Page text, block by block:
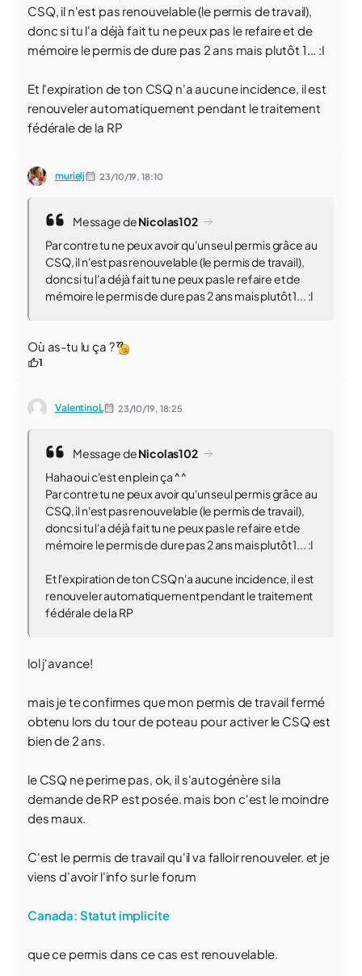
CSQ, il n'est pas renouvelable (le permis de travail),
donc si tu l'a déjà fait tu ne peux pas le refaire et de
mémoire le permis de dure pas 2 ans mais plutôt 1... :I
Et l'expiration de ton CSQ n'a aucune incidence, il est
renouveler automatiquement pendant le traitement
fédérale de la RP
murielj 23/10/19,18:10
Message deNicolas102
Par contre tu ne peux avoir qu'un seul permis grâce au
CSQ, il n'est pas renouvelable (le permis de travail),
donc si tu l'a déjà fait tu ne peux pas le refaire et de
mémoire le permis de dure pas 2 ans mais plutôt 1... :I
Où as-tu lu ça ?
1
ValentinoL 23/10/19, 18:25
Message deNicolas102
Haha oui c'est en plein ça ^^
Par contre tu ne peux avoir qu'un seul permis grâce au
CSQ, il n'est pas renouvelable (le permis de travail),
donc si tu l'a déjà fait tu ne peux pas le refaire et de
mémoire le permis de dure pas 2 ans mais plutôt 1... :I
Et l'expiration de ton CSQ n'a aucune incidence, il est
renouveler automatiquement pendant le traitement
fédérale de la RP
lol j'avance!
mais je te confirmes que mon permis de travail fermé
obtenu lors du tour de poteau pour activer le CSQ est
bien de 2 ans.
le CSQ ne perime pas, ok, il s'autogénère si la
demande de RP est posée. mais bon c'est le moindre
des maux.
C'est le permis de travail qu'il va falloir renouveler. et je
viens d'avoir l'info sur le forum
Canada: Statut implicite
que ce permis dans ce cas est renouvelable.